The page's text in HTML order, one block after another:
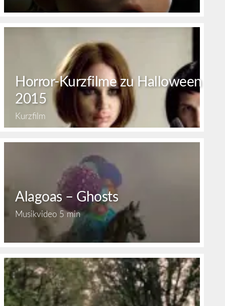
Horror-Kurzfilme zu Halloween
2015
Kurzfilm
Alagoas – Ghosts
Musikvideo 5 min